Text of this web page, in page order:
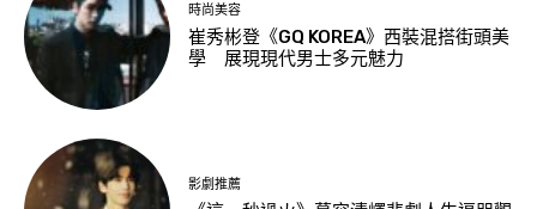
時尚美容
崔秀彬登《GQ KOREA》西裝混搭街頭美
學 展現現代男士多元魅力
影劇推薦